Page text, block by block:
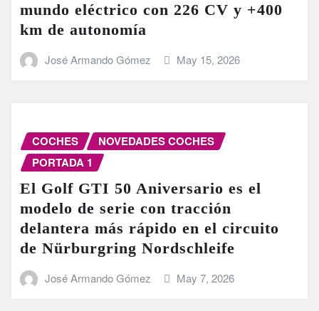
mundo eléctrico con 226 CV y +400
km de autonomía
José Armando Gómez May 15, 2026
COCHES
NOVEDADES COCHES
PORTADA 1
El Golf GTI 50 Aniversario es el
modelo de serie con tracción
delantera más rápido en el circuito
de Nürburgring Nordschleife
José Armando Gómez May 7, 2026